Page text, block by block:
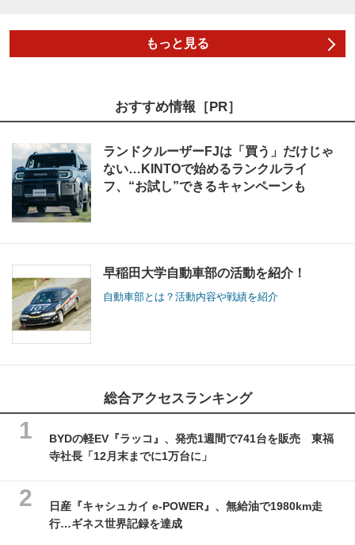
もっと見る
おすすめ情報［PR］
ランドクルーザーFJは「買う」だけじゃ
ない…KINTOで始めるランクルライ
フ、“お試し”できるキャンペーンも
早稲田大学自動車部の活動を紹介！
自動車部とは？活動内容や戦績を紹介
総合アクセスランキング
BYDの軽EV『ラッコ』、発売1週間で741台を販売 東福
寺社長「12月末までに1万台に」
日産『キャシュカイ e-POWER』、無給油で1980km走
行…ギネス世界記録を達成